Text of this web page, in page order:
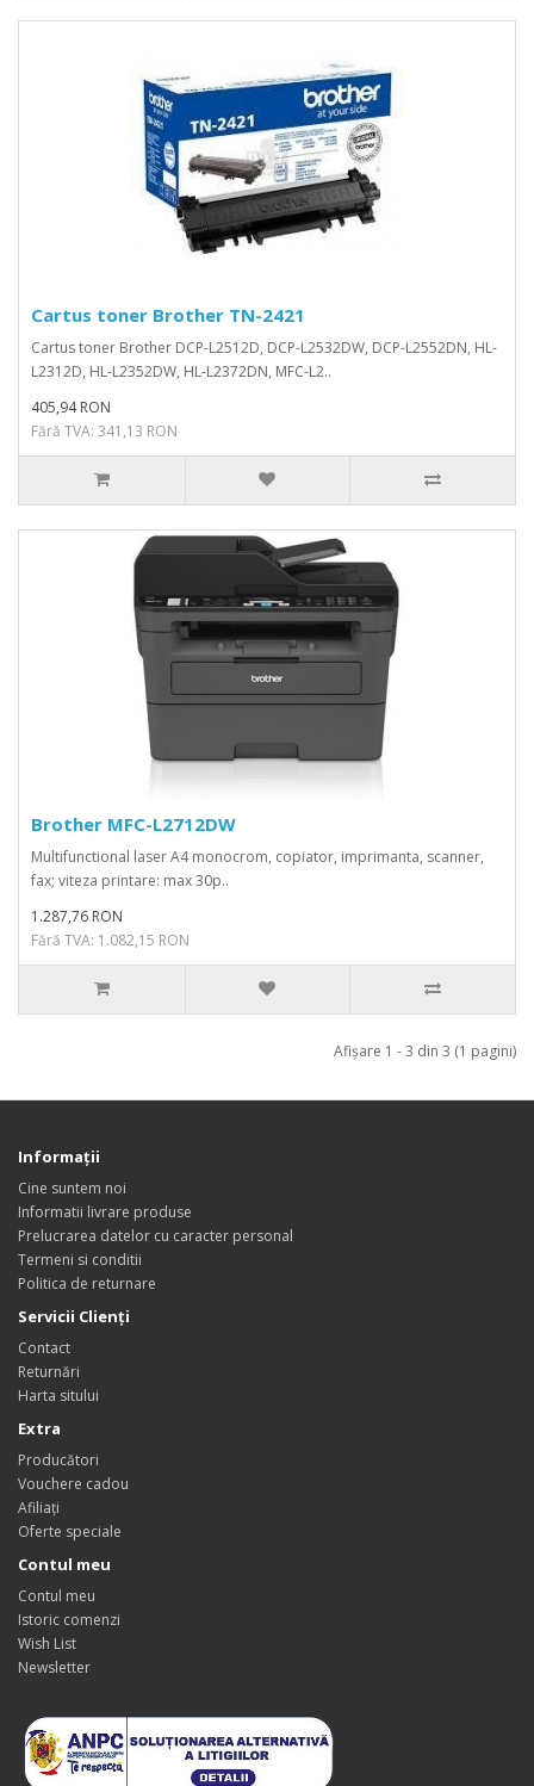
Cartus toner Brother TN-2421
Cartus toner Brother DCP-L2512D, DCP-L2532DW, DCP-L2552DN, HL-
L2312D, HL-L2352DW, HL-L2372DN, MFC-L2..
405,94 RON
Fără TVA: 341,13 RON
Brother MFC-L2712DW
Multifunctional laser A4 monocrom, copiator, imprimanta, scanner,
fax; viteza printare: max 30p..
1.287,76 RON
Fără TVA: 1.082,15 RON
Afişare 1 - 3 din 3 (1 pagini)
Informaţii
Cine suntem noi
Informatii livrare produse
Prelucrarea datelor cu caracter personal
Termeni si conditii
Politica de returnare
Servicii Clienţi
Contact
Returnări
Harta sitului
Extra
Producători
Vouchere cadou
Afiliaţi
Oferte speciale
Contul meu
Contul meu
Istoric comenzi
Wish List
Newsletter